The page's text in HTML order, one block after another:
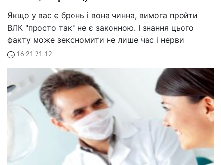
Якщо у вас є бронь і вона чинна, вимога пройти
ВЛК "просто так" не є законною. І знання цього
факту може зекономити не лише час і нерви
16:21 21.12